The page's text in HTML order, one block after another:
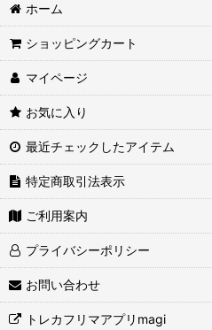
ホーム
ショッピングカート
マイページ
お気に入り
最近チェックしたアイテム
特定商取引法表示
ご利用案内
プライバシーポリシー
お問い合わせ
トレカフリマアプリmagi